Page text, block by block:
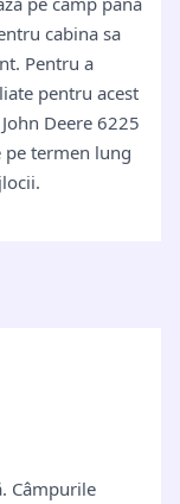
cabina sa
Pentru a
pentru acest
Deere 6225
termen lung
Câmpurile